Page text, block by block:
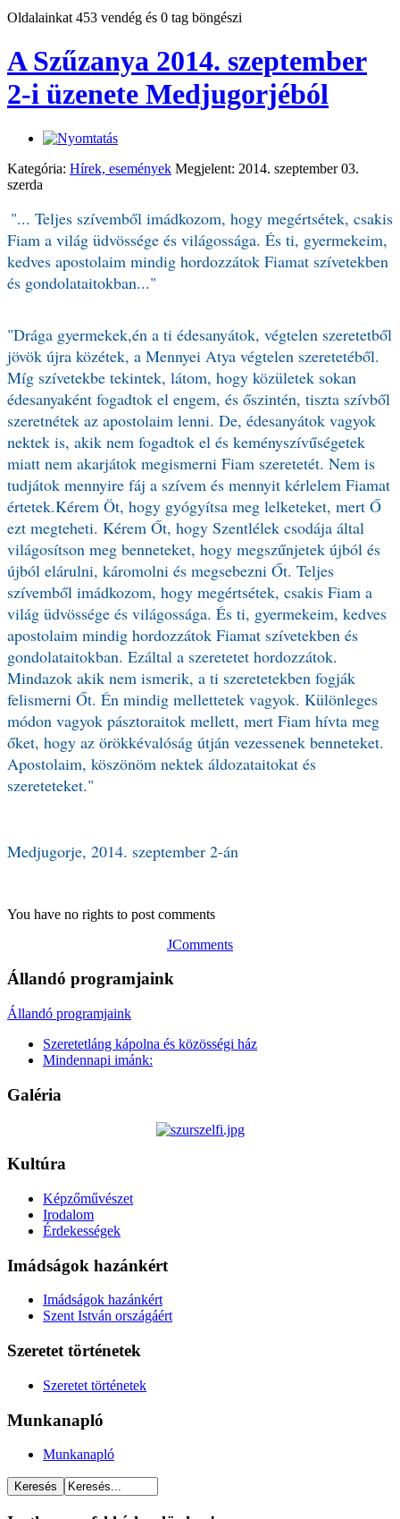
Oldalainkat 453 vendég és 0 tag böngészi
A Szűzanya 2014. szeptember
2-i üzenete Medjugorjéból
Kategória: Hírek, események Megjelent: 2014. szeptember 03.
szerda
"... Teljes szívemből imádkozom, hogy megértsétek, csakis
Fiam a világ üdvössége és világossága. És ti, gyermekeim,
kedves apostolaim mindig hordozzátok Fiamat szívetekben
és gondolataitokban..."
"Drága gyermekek,én a ti édesanyátok, végtelen szeretetből
jövök újra közétek, a Mennyei Atya végtelen szeretetéből.
Míg szívetekbe tekintek, látom, hogy közületek sokan
édesanyaként fogadtok el engem, és őszintén, tiszta szívből
szeretnétek az apostolaim lenni. De, édesanyátok vagyok
nektek is, akik nem fogadtok el és keményszívűségetek
miatt nem akarjátok megismerni Fiam szeretetét. Nem is
tudjátok mennyire fáj a szívem és mennyit kérlelem Fiamat
értetek.Kérem Öt, hogy gyógyítsa meg lelketeket, mert Ő
ezt megteheti. Kérem Őt, hogy Szentlélek csodája által
világosítson meg benneteket, hogy megszűnjetek újból és
újból elárulni, káromolni és megsebezni Őt. Teljes
szívemből imádkozom, hogy megértsétek, csakis Fiam a
világ üdvössége és világossága. És ti, gyermekeim, kedves
apostolaim mindig hordozzátok Fiamat szívetekben és
gondolataitokban. Ezáltal a szeretetet hordozzátok.
Mindazok akik nem ismerik, a ti szeretetekben fogják
felismerni Őt. Én mindig mellettetek vagyok. Különleges
módon vagyok pásztoraitok mellett, mert Fiam hívta meg
őket, hogy az örökkévalóság útján vezessenek benneteket.
Apostolaim, köszönöm nektek áldozataitokat és
szereteteket."
Medjugorje, 2014. szeptember 2-án
You have no rights to post comments
JComments
Állandó programjaink
Állandó programjaink
Szeretetláng kápolna és közösségi ház
Mindennapi imánk:
Galéria
Kultúra
Képzőművészet
Irodalom
Érdekességek
Imádságok hazánkért
Imádságok hazánkért
Szent István országáért
Szeretet történetek
Szeretet történetek
Munkanapló
Munkanapló